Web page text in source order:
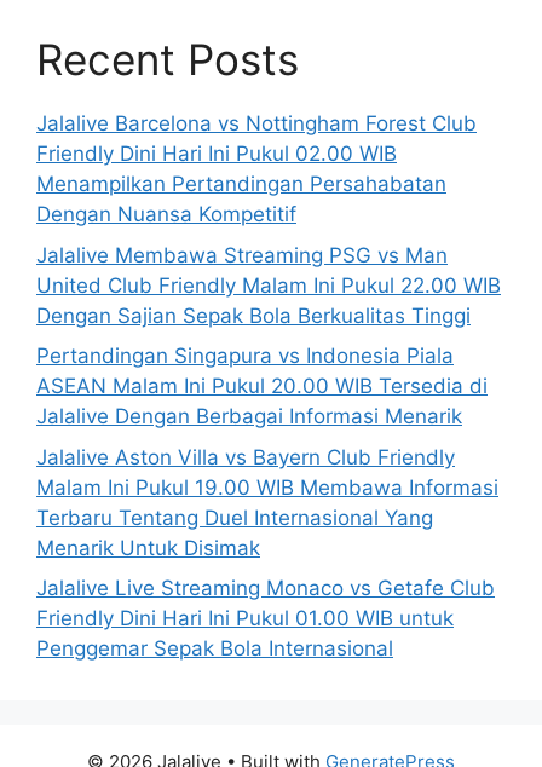
Recent Posts
Jalalive Barcelona vs Nottingham Forest Club
Friendly Dini Hari Ini Pukul 02.00 WIB
Menampilkan Pertandingan Persahabatan
Dengan Nuansa Kompetitif
Jalalive Membawa Streaming PSG vs Man
United Club Friendly Malam Ini Pukul 22.00 WIB
Dengan Sajian Sepak Bola Berkualitas Tinggi
Pertandingan Singapura vs Indonesia Piala
ASEAN Malam Ini Pukul 20.00 WIB Tersedia di
Jalalive Dengan Berbagai Informasi Menarik
Jalalive Aston Villa vs Bayern Club Friendly
Malam Ini Pukul 19.00 WIB Membawa Informasi
Terbaru Tentang Duel Internasional Yang
Menarik Untuk Disimak
Jalalive Live Streaming Monaco vs Getafe Club
Friendly Dini Hari Ini Pukul 01.00 WIB untuk
Penggemar Sepak Bola Internasional
© 2026 Jalalive • Built with GeneratePress